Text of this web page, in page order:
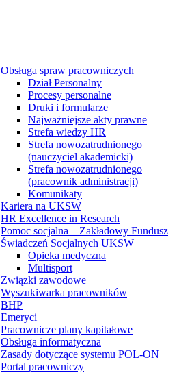
Obsługa spraw pracowniczych
Dział Personalny
Procesy personalne
Druki i formularze
Najważniejsze akty prawne
Strefa wiedzy HR
Strefa nowozatrudnionego
(nauczyciel akademicki)
Strefa nowozatrudnionego
(pracownik administracji)
Komunikaty
Kariera na UKSW
HR Excellence in Research
Pomoc socjalna – Zakładowy Fundusz
Świadczeń Socjalnych UKSW
Opieka medyczna
Multisport
Związki zawodowe
Wyszukiwarka pracowników
BHP
Emeryci
Pracownicze plany kapitałowe
Obsługa informatyczna
Zasady dotyczące systemu POL-ON
Portal pracowniczy